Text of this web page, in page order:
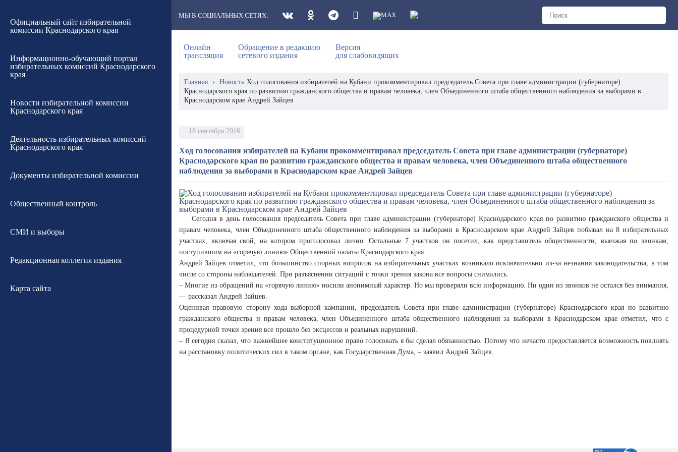
Официальный сайт избирательной
комиссии Краснодарского края
Информационно-обучающий портал
избирательных комиссий Краснодарского
края
Новости избирательной комиссии
Краснодарского края
Деятельность избирательных комиссий
Краснодарского края
Документы избирательной комиссии
Общественный контроль
СМИ и выборы
Редакционная коллегия издания
Карта сайта
МЫ В СОЦИАЛЬНЫХ СЕТЯХ:
Онлайн
трансляция
Обращение в редакцию
сетевого издания
Версия
для слабовидящих
Главная › Новость Ход голосования избирателей на Кубани прокомментировал председатель Совета при главе администрации (губернаторе)
Краснодарского края по развитию гражданского общества и правам человека, член Объединенного штаба общественного наблюдения за выборами в
Краснодарском крае Андрей Зайцев
18 сентября 2016
Ход голосования избирателей на Кубани прокомментировал председатель Совета при главе администрации (губернаторе)
Краснодарского края по развитию гражданского общества и правам человека, член Объединенного штаба общественного
наблюдения за выборами в Краснодарском крае Андрей Зайцев
Сегодня в день голосования председатель Совета при главе администрации (губернаторе) Краснодарского края по развитию гражданского общества и
правам человека, член Объединенного штаба общественного наблюдения за выборами в Краснодарском крае Андрей Зайцев побывал на 8 избирательных
участках, включая свой, на котором проголосовал лично. Остальные 7 участков он посетил, как представитель общественности, выезжая по звонкам,
поступившим на «горячую линию» Общественной палаты Краснодарского края.
Андрей Зайцев отметил, что большинство спорных вопросов на избирательных участках возникало исключительно из-за незнания законодательства, в том
числе со стороны наблюдателей. При разъяснении ситуаций с точки зрения закона все вопросы снимались.
– Многие из обращений на «горячую линию» носили анонимный характер. Но мы проверяли всю информацию. Ни один из звонков не остался без внимания,
— рассказал Андрей Зайцев.
Оценивая правовую сторону хода выборной кампании, председатель Совета при главе администрации (губернаторе) Краснодарского края по развитию
гражданского общества и правам человека, член Объединенного штаба общественного наблюдения за выборами в Краснодарском крае отметил, что с
процедурной точки зрения все прошло без эксцессов и реальных нарушений.
– Я сегодня сказал, что важнейшее конституционное право голосовать я бы сделал обязанностью. Потому что нечасто предоставляется возможность повлиять
на расстановку политических сил в таком органе, как Государственная Дума, – заявил Андрей Зайцев.